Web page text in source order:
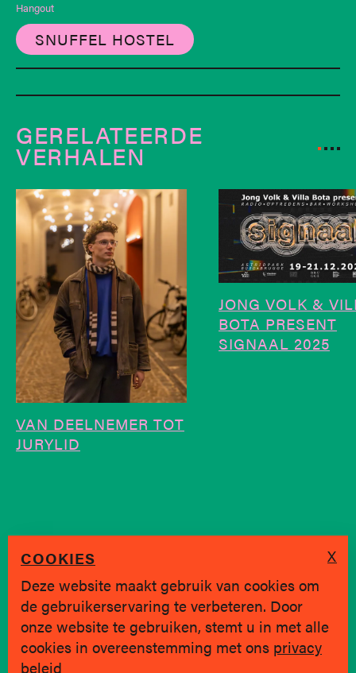
Hangout
SNUFFEL HOSTEL
GERELATEERDE
VERHALEN
VAN DEELNEMER TOT
JURYLID
JONG VOLK &
BOTA PRESENT
SIGNAAL 2025
SINDS 2019 * BRUGGE
Privacy policy | hallo@jongvolk.be
COOKIES
Deze website maakt gebruik van cookies om
de gebruikerservaring te verbeteren. Door
onze website te gebruiken, stemt u in met alle
cookies in overeenstemming met ons privacy
beleid
X